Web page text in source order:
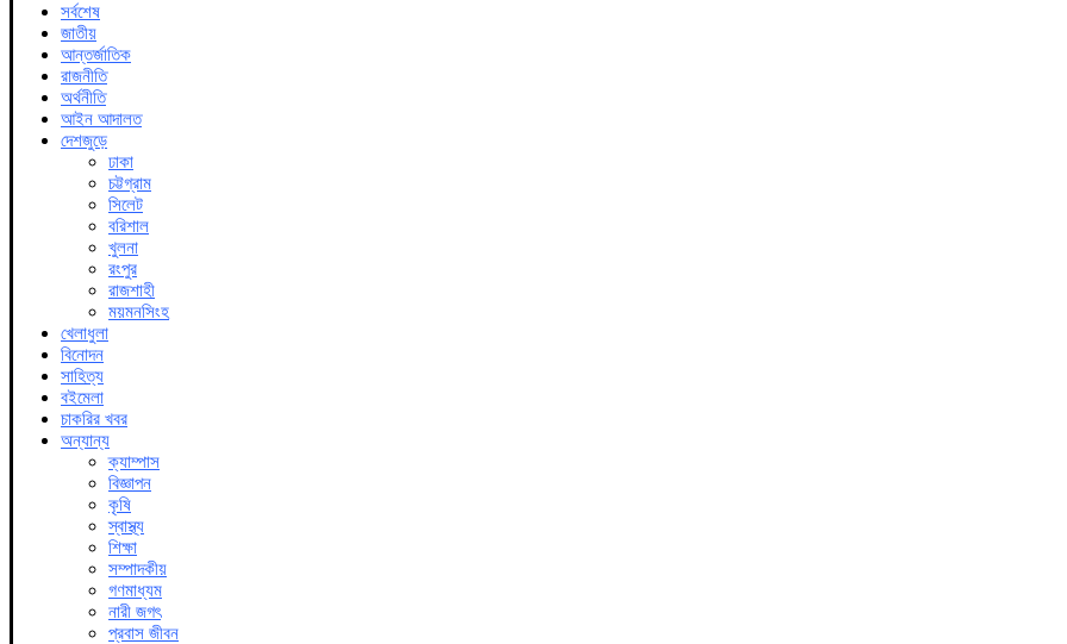
সর্বশেষ
জাতীয়
আন্তর্জাতিক
রাজনীতি
অর্থনীতি
আইন আদালত
দেশজুড়ে
ঢাকা
চট্টগ্রাম
সিলেট
বরিশাল
খুলনা
রংপুর
রাজশাহী
ময়মনসিংহ
খেলাধুলা
বিনোদন
সাহিত্য
বইমেলা
চাকরির খবর
অন্যান্য
ক্যাম্পাস
বিজ্ঞাপন
কৃষি
স্বাস্থ্য
শিক্ষা
সম্পাদকীয়
গণমাধ্যম
নারী জগৎ
প্রবাস জীবন